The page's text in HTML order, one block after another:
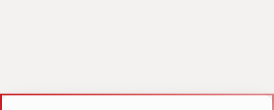
m elexbet